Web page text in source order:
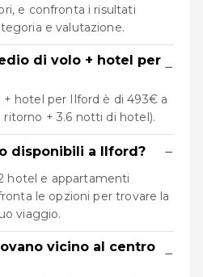
e confronta i risultati
e valutazione.
di volo + hotel per −
hotel per Ilford è di 493€ a
+ 3.6 notti di hotel).
disponibili a Ilford? −
hotel e appartamenti
le opzioni per trovare la
viaggio.
vicino al centro
−